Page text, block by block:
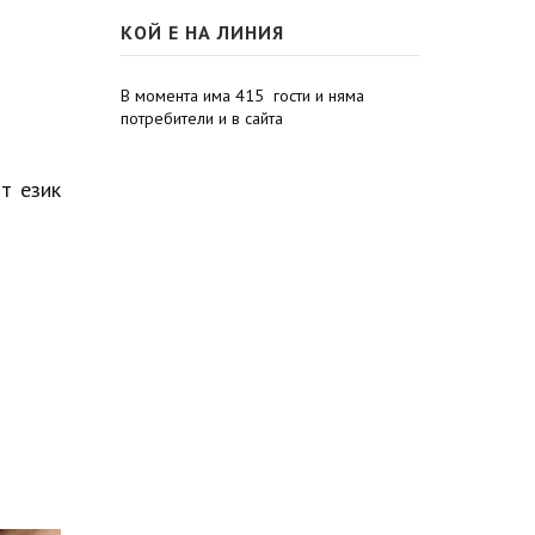
език
КОЙ Е НА ЛИНИЯ
В момента има 415 гости и няма
потребители и в сайта